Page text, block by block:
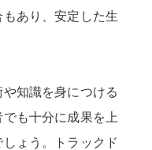
あり、安定した生
知識を身につける
も十分に成果を上
ょう。トラックド